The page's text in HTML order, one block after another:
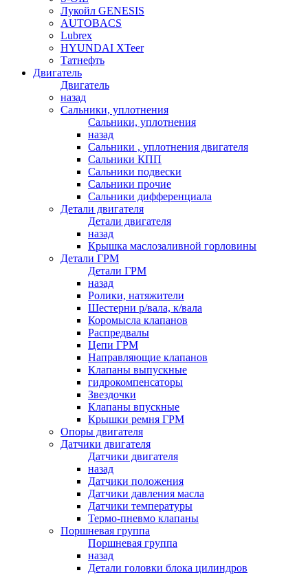
Лукойл GENESIS
AUTOBACS
Lubrex
HYUNDAI XTeer
Татнефть
Двигатель
Двигатель
назад
Сальники, уплотнения
Сальники, уплотнения
назад
Сальники , уплотнения двигателя
Сальники КПП
Сальники подвески
Сальники прочие
Сальники дифференциала
Детали двигателя
Детали двигателя
назад
Крышка маслозаливной горловины
Детали ГРМ
Детали ГРМ
назад
Ролики, натяжители
Шестерни р/вала, к/вала
Коромысла клапанов
Распредвалы
Цепи ГРМ
Направляющие клапанов
Клапаны выпускные
гидрокомпенсаторы
Звездочки
Клапаны впускные
Крышки ремня ГРМ
Опоры двигателя
Датчики двигателя
Датчики двигателя
назад
Датчики положения
Датчики давления масла
Датчики температуры
Термо-пневмо клапаны
Поршневая группа
Поршневая группа
назад
Детали головки блока цилиндров